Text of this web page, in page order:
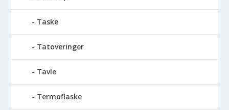
Taske
Tatoveringer
Tavle
Termoflaske